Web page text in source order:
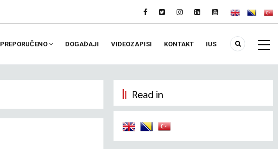
PREPORUČENO DOGAĐAJI VIDEOZAPISI KONTAKT IUS
Read in